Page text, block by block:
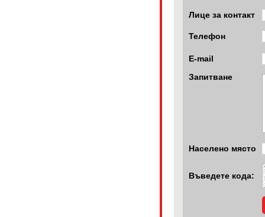
Лице за контакт
Телефон
E-mail
Запитване
Населено място
Въведете кода: